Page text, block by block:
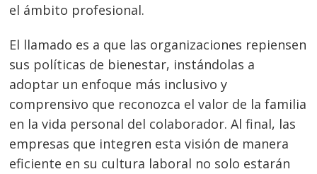
el ámbito profesional.
El llamado es a que las organizaciones repiensen
sus políticas de bienestar, instándolas a
adoptar un enfoque más inclusivo y
comprensivo que reconozca el valor de la familia
en la vida personal del colaborador. Al final, las
empresas que integren esta visión de manera
eficiente en su cultura laboral no solo estarán
Navegación
de
entradas